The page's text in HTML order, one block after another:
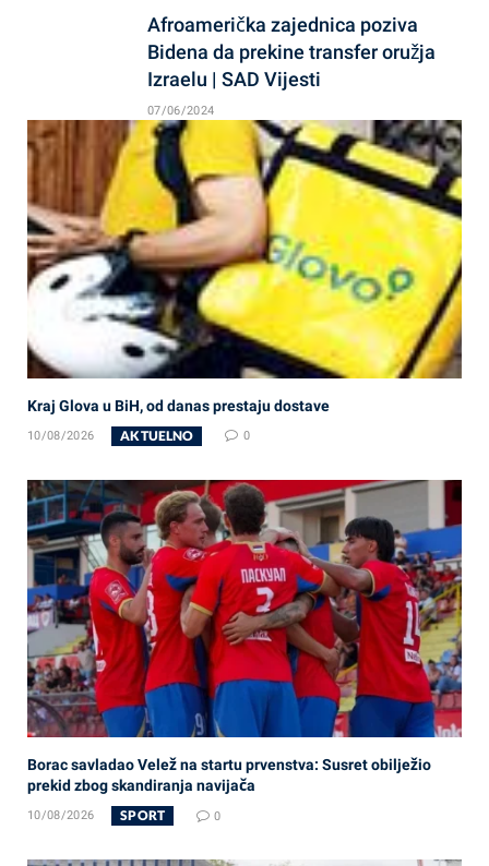
Afroamerička zajednica poziva
Bidena da prekine transfer oružja
Izraelu | SAD Vijesti
07/06/2024
Kraj Glova u BiH, od danas prestaju dostave
10/08/2026 AKTUELNO 0
Borac savladao Velež na startu prvenstva: Susret obilježio
prekid zbog skandiranja navijača
10/08/2026 SPORT 0